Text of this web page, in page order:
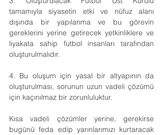
tamamıyla siyasetin etki ve nüfuz alanı
dışında bir yapılanma ve bu görevin
gereklerini yerine getirecek yetkinliklere ve
liyakata sahip futbol insanları tarafından
oluşturulmalıdır.
4. Bu oluşum için yasal bir altyapının da
oluşturulması, sorunun uzun vadeli çözümü
için kaçınılmaz bir zorunluluktur.
Kısa vadeli çözümler yerine, gerekirse
bugünü feda edip yarınlarımızı kurtaracak